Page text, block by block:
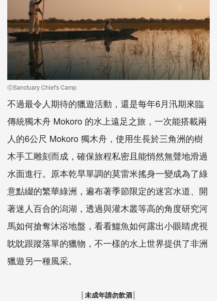
ⓒSanctuary Chief's Camp
不過最令人期待的獵遊活動，還是每年6月汛期來臨
傳統獨木舟 Mokoro 的水上遠足之旅，一次能搭載兩
人的6公尺 Mokoro 獨木舟，使用生長於三角洲的樹
木手工雕刻而成，確保旅程私密且能悄然無聲地滑過
水面進行。原本乾旱單調的莫雷米搖身一變成為了綠
意點綴的繁華綠洲，遍布著季節限定的迷宮水道、開
著迷人百合的潟湖，透過與灌木叢等高的角度研究河
馬如何搶奪沐浴地盤，看看鱷魚如何露出小眼睛虎視
眈眈跟蹤落單的獵物，不一樣的水上世界提供了非洲
獵遊另一種風采。
│未成年請勿飲酒│